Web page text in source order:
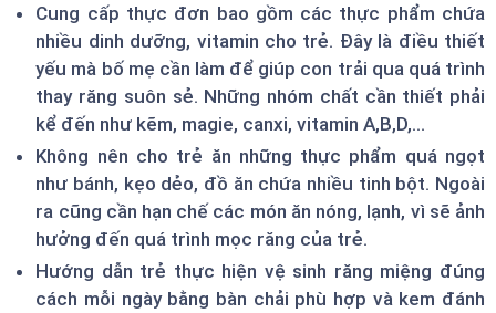
Cung cấp thực đơn bao gồm các thực phẩm chứa
nhiều dinh dưỡng, vitamin cho trẻ. Đây là điều thiết
yếu mà bố mẹ cần làm để giúp con trải qua quá trình
thay răng suôn sẻ. Những nhóm chất cần thiết phải
kể đến như kẽm, magie, canxi, vitamin A,B,D,...
Không nên cho trẻ ăn những thực phẩm quá ngọt
như bánh, kẹo dẻo, đồ ăn chứa nhiều tinh bột. Ngoài
ra cũng cần hạn chế các món ăn nóng, lạnh, vì sẽ ảnh
hưởng đến quá trình mọc răng của trẻ.
Hướng dẫn trẻ thực hiện vệ sinh răng miệng đúng
cách mỗi ngày bằng bàn chải phù hợp và kem đánh